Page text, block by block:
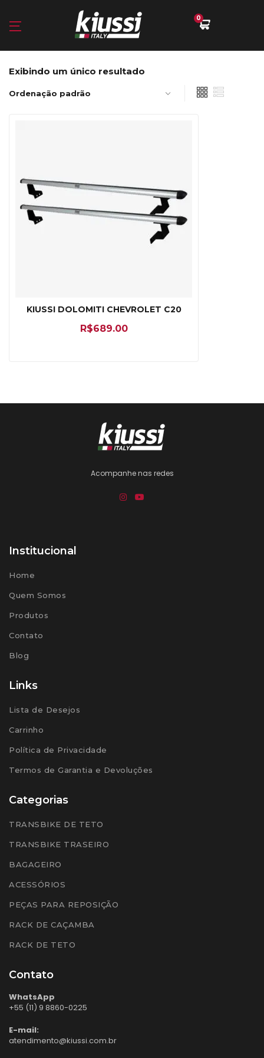
0
Exibindo um único resultado
KIUSSI DOLOMITI CHEVROLET C20
R$689.00
Acompanhe nas redes
Institucional
Home
Quem Somos
Produtos
Contato
Blog
Links
Lista de Desejos
Carrinho
Política de Privacidade
Termos de Garantia e Devoluções
Categorias
TRANSBIKE DE TETO
TRANSBIKE TRASEIRO
BAGAGEIRO
ACESSÓRIOS
PEÇAS PARA REPOSIÇÃO
RACK DE CAÇAMBA
RACK DE TETO
Contato
WhatsApp
+55 (11) 9 8860-0225
E-mail:
atendimento@kiussi.com.br